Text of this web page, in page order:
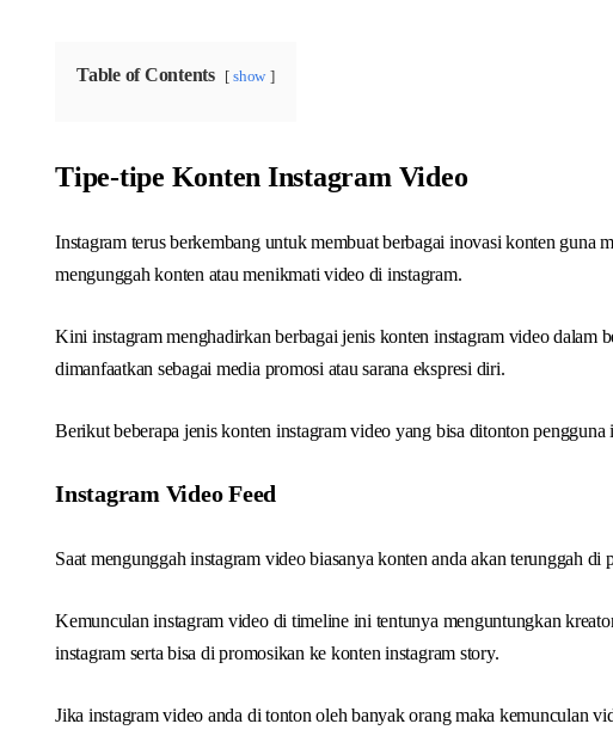
Table of Contents show
Tipe-tipe Konten Instagram Video
Instagram terus berkembang untuk membuat berbagai inovasi konten guna
mengunggah konten atau menikmati video di instagram.
Kini instagram menghadirkan berbagai jenis konten instagram video dalam
dimanfaatkan sebagai media promosi atau sarana ekspresi diri.
Berikut beberapa jenis konten instagram video yang bisa ditonton pengguna
Instagram Video Feed
Saat mengunggah instagram video biasanya konten anda akan terunggah
Kemunculan instagram video di timeline ini tentunya menguntungkan
instagram serta bisa di promosikan ke konten instagram story.
Jika instagram video anda di tonton oleh banyak orang maka kemunculan